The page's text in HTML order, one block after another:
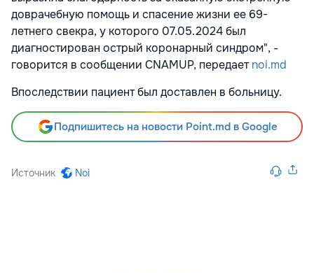
доврачебную помощь и спасение жизни ее 69-
летнего свекра, у которого 07.05.2024 был
диагностирован острый коронарный синдром", -
говорится в сообщении CNAMUP, передаетnoi.md
Впоследствии пациент был доставлен в больницу.
Подпишитесь на новости Point.md в Google
Источник Noi